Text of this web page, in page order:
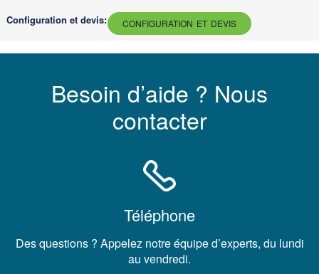
CONFIGURATION ET DEVIS
Besoin d’aide ? Nous
contacter
Téléphone
Des questions ? Appelez notre équipe d’experts, du lundi
au vendredi.